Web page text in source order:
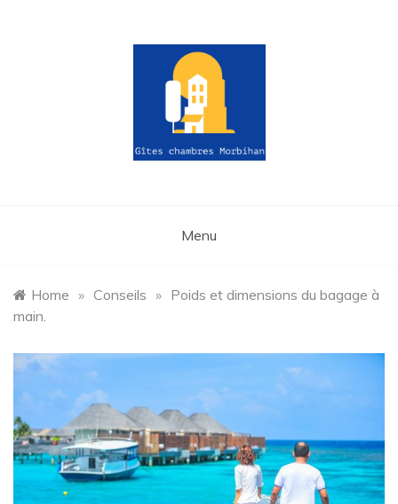
morbihan.fr
Menu
Home » Conseils » Poids et dimensions du bagage à
main.